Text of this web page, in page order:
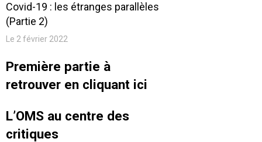
Le 2 février 2022
Première partie à
retrouver en cliquant ici
L’OMS au centre des
critiques